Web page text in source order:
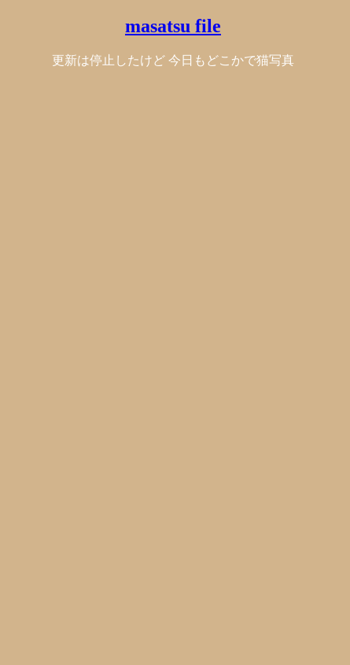
masatsu file
更新は停止したけど 今日もどこかで猫写真